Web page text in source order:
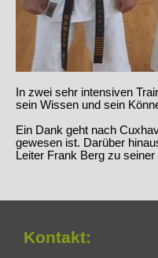
In zwei sehr intensiven
sein Wissen und sein
Ein Dank geht nach
gewesen ist. Darüber
Leiter Frank Berg zu
Kontakt: